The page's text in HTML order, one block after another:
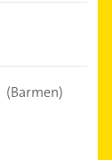
(Barmen)